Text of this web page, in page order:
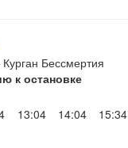
Бессмертия
к остановке
13:04 14:04 15:34